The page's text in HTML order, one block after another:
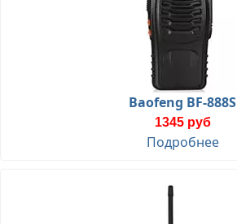
Baofeng BF-888S
1345 руб
Подробнее